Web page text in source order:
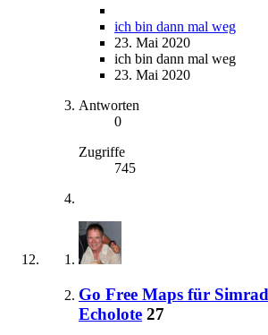
ich bin dann mal weg
23. Mai 2020
ich bin dann mal weg
23. Mai 2020
Antworten
0
Zugriffe
745
Go Free Maps für
Echolote 27